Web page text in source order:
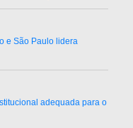
e São Paulo lidera
adequada para o